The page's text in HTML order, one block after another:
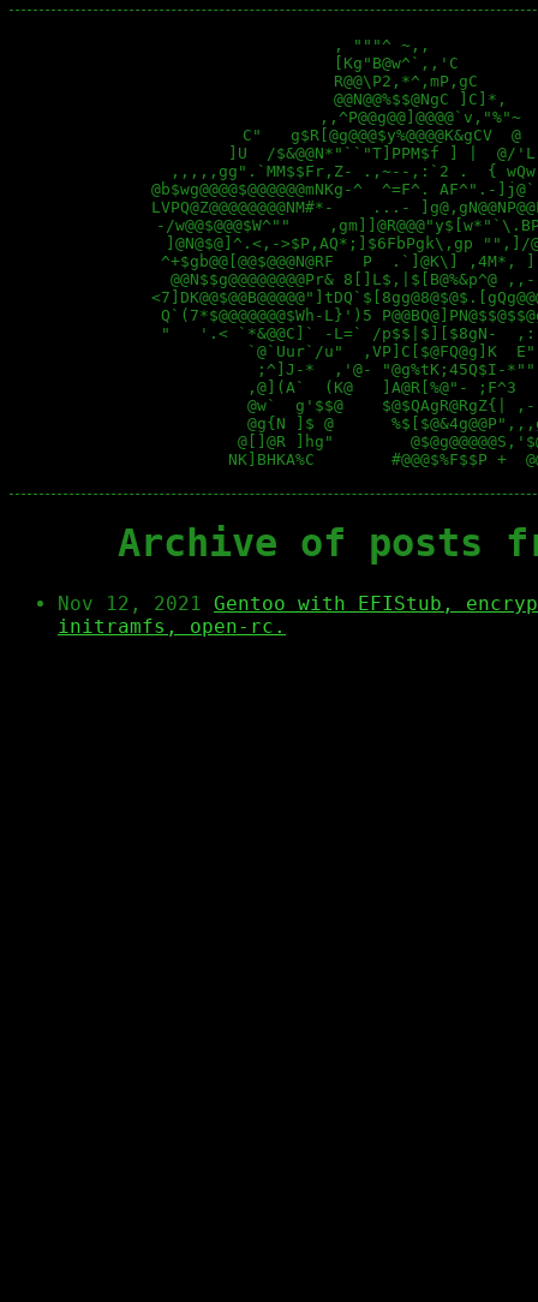
, """^ ~,,
C"
]U  /$&@@N*"``"T]PPM$f ] |
,,,,,gg".`MM$$Fr,Z- .,~--,:`2 .  {
@b$wg@@@@$@@@@@@mNKg-^
LVPQ@Z@@@@@@@@NM#*-    ...-
-/w@@$@@@$W^""
]@N@$@]^.<,->$P,AQ*;]$6FbPgk\,gp
^+$gb@@[@@$@@@N@RF   P
@@N$$g@@@@@@@@Pr&
Q`(7*$@@@@@@@$Wh-L}')5
"   '.< `*&@@C]` -L=` /p$$|$][$8gN-
`@`Uur`/u"
;^]J-*  ,'@-
,@](A`  (K@   ]A@R[%@"-
@w`  g'$$@
@g{N ]$ @
@[]@R ]hg"
Archive of posts
Nov 12, 2021 Gentoo with EFIStub,
initramfs, open-rc.